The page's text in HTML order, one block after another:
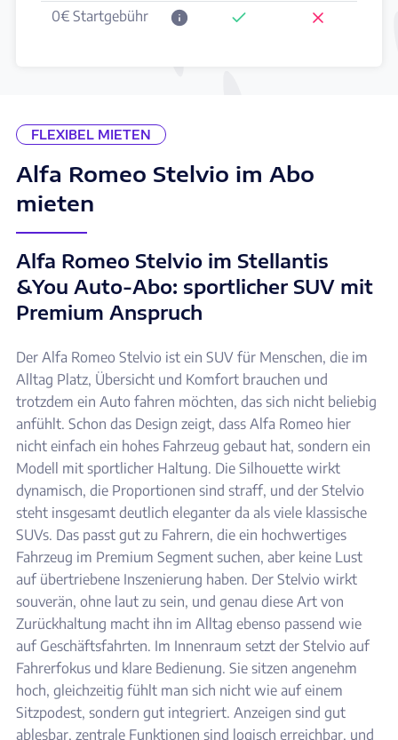
0€ Startgebühr
FLEXIBEL MIETEN
Alfa Romeo Stelvio im Abo
mieten
Alfa Romeo Stelvio im Stellantis
&You Auto-Abo: sportlicher SUV mit
Premium Anspruch
Der Alfa Romeo Stelvio ist ein SUV für Menschen, die im
Alltag Platz, Übersicht und Komfort brauchen und
trotzdem ein Auto fahren möchten, das sich nicht beliebig
anfühlt. Schon das Design zeigt, dass Alfa Romeo hier
nicht einfach ein hohes Fahrzeug gebaut hat, sondern ein
Modell mit sportlicher Haltung. Die Silhouette wirkt
dynamisch, die Proportionen sind straff, und der Stelvio
steht insgesamt deutlich eleganter da als viele klassische
SUVs. Das passt gut zu Fahrern, die ein hochwertiges
Fahrzeug im Premium Segment suchen, aber keine Lust
auf übertriebene Inszenierung haben. Der Stelvio wirkt
souverän, ohne laut zu sein, und genau diese Art von
Zurückhaltung macht ihn im Alltag ebenso passend wie
auf Geschäftsfahrten. Im Innenraum setzt der Stelvio auf
Fahrerfokus und klare Bedienung. Sie sitzen angenehm
hoch, gleichzeitig fühlt man sich nicht wie auf einem
Sitzpodest, sondern gut integriert. Anzeigen sind gut
ablesbar, zentrale Funktionen sind logisch erreichbar, und